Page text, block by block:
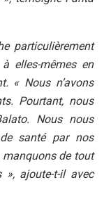
particulièrement
elles-mêmes en
« Nous n’avons
Pourtant, nous
Nous nous
santé par nos
manquons de tout
», ajoute-t-il avec